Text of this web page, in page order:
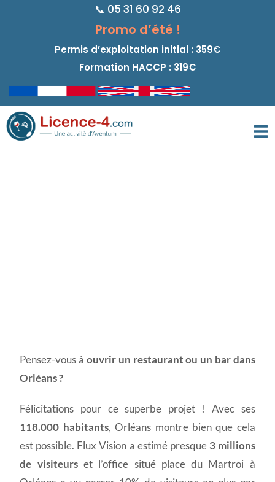
📞 05 31 60 92 46
Promo d’été !
Permis d’exploitation initial : 359€
Formation HACCP : 319€
Orléans
Pensez-vous à ouvrir un restaurant ou un bar dans
Orléans ?
Félicitations pour ce superbe projet ! Avec ses
118.000 habitants, Orléans montre bien que cela
est possible. Flux Vision a estimé presque 3 millions
de visiteurset l’office situé place du Martroi à